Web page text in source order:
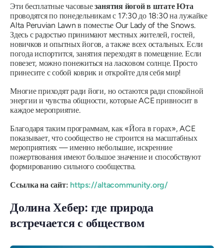
Эти бесплатные часовыезанятия йогой в штате Юта
проводятся по понедельникам с 17:30 до 18:30 на лужайке
Alta Peruvian Lawn в поместье Our Lady of the Snows.
Здесь с радостью принимают местных жителей, гостей,
новичков и опытных йогов, а также всех остальных. Если
погода испортится, занятия переходят в помещение. Если
повезет, можно понежиться на ласковом солнце. Просто
принесите с собой коврик и откройте для себя мир!
Многие приходят ради йоги, но остаются ради спокойной
энергии и чувства общности, которые ACE привносит в
каждое мероприятие.
Благодаря таким программам, как «Йога в горах», ACE
показывает, что сообщество не строится на масштабных
мероприятиях — именно небольшие, искренние
пожертвования имеют большое значение и способствуют
формированию сильного сообщества.
Ссылка на сайт: https://altacommunity.org/
Долина Хебер: где природа
встречается с обществом